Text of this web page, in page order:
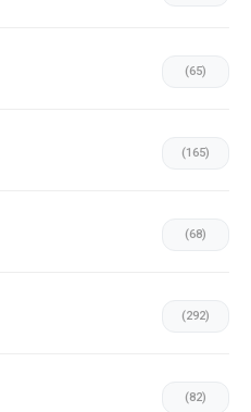
(65)
(165)
(68)
(292)
(82)